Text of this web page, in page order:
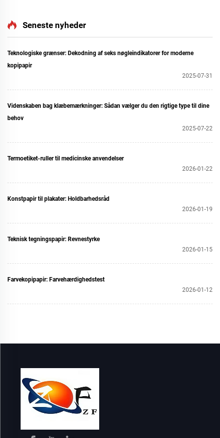
Seneste nyheder
Teknologiske grænser: Dekodning af seks nøgleindikatorer for moderne
kopipapir
2025-07-31
Videnskaben bag klæbemærkninger: Sådan vælger du den rigtige type til dine
behov
2025-07-22
Termoetiket-ruller til medicinske anvendelser
2026-01-22
Konstpapir til plakater: Holdbarhedsråd
2026-01-19
Teknisk tegningspapir: Revnestyrke
2026-01-15
Farvekopipapir: Farvehærdighedstest
2026-01-12